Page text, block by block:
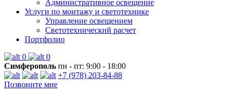
Административное освещение
Услуги по монтажу и светотехнике
Управление освещением
Светотехнический расчет
Портфолио
0
0
Симферополь пн - пт: 9:00 - 18:00
+7 (978) 203-84-88
Позвоните мне